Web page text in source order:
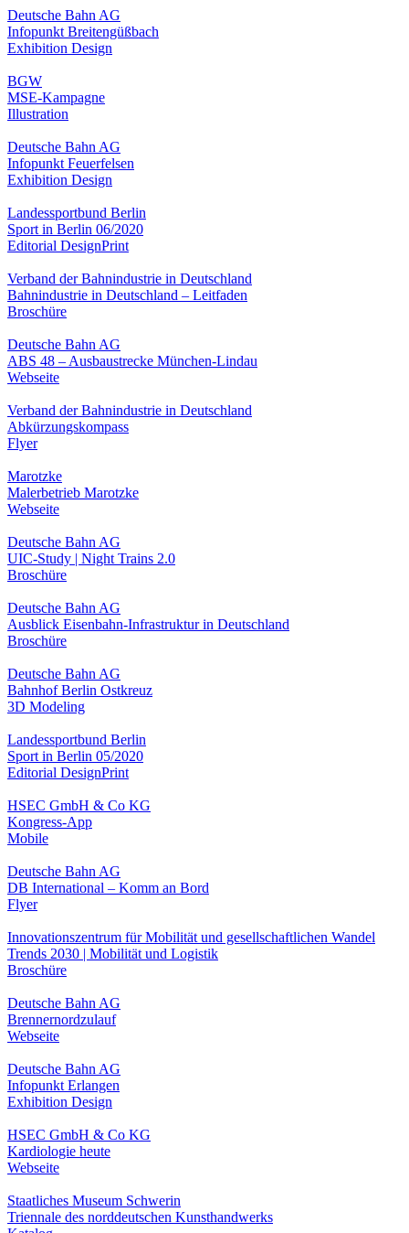
Deutsche Bahn AG
Infopunkt Breitengüßbach
Exhibition Design
BGW
MSE-Kampagne
Illustration
Deutsche Bahn AG
Infopunkt Feuerfelsen
Exhibition Design
Landessportbund Berlin
Sport in Berlin 06/2020
Editorial DesignPrint
Verband der Bahnindustrie in Deutschland
Bahnindustrie in Deutschland – Leitfaden
Broschüre
Deutsche Bahn AG
ABS 48 – Ausbaustrecke München-Lindau
Webseite
Verband der Bahnindustrie in Deutschland
Abkürzungskompass
Flyer
Marotzke
Malerbetrieb Marotzke
Webseite
Deutsche Bahn AG
UIC-Study | Night Trains 2.0
Broschüre
Deutsche Bahn AG
Ausblick Eisenbahn-Infrastruktur in Deutschland
Broschüre
Deutsche Bahn AG
Bahnhof Berlin Ostkreuz
3D Modeling
Landessportbund Berlin
Sport in Berlin 05/2020
Editorial DesignPrint
HSEC GmbH & Co KG
Kongress-App
Mobile
Deutsche Bahn AG
DB International – Komm an Bord
Flyer
Innovationszentrum für Mobilität und gesellschaftlichen Wandel
Trends 2030 | Mobilität und Logistik
Broschüre
Deutsche Bahn AG
Brennernordzulauf
Webseite
Deutsche Bahn AG
Infopunkt Erlangen
Exhibition Design
HSEC GmbH & Co KG
Kardiologie heute
Webseite
Staatliches Museum Schwerin
Triennale des norddeutschen Kunsthandwerks